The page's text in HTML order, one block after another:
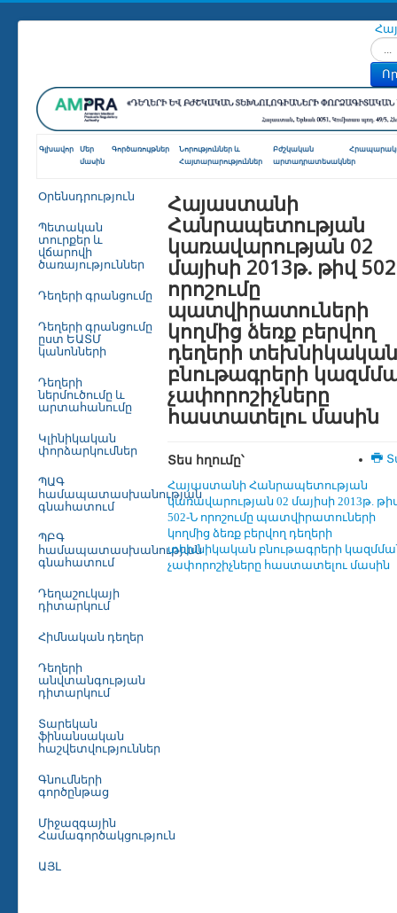
Գլխավոր
Մեր
մասին
Գործառույթներ
Նորություններ և
Հայտարարություններ
Բժշկական
արտադրատեսակներ
Օրենսդրություն
Պետական
տուրքեր և
վճարովի
ծառայություններ
Դեղերի գրանցումը
Դեղերի գրանցումը
ըստ ԵԱՏՄ
կանոնների
Դեղերի
ներմուծումը և
արտահանումը
Կլինիկական
փորձարկումներ
ՊԱԳ
համապատասխանության
գնահատում
ՊԲԳ
համապատասխանության
գնահատում
Դեղաշուկայի
դիտարկում
Հիմնական դեղեր
Դեղերի
անվտանգության
դիտարկում
Տարեկան
ֆինանսական
հաշվետվություններ
Գնումների
գործընթաց
Միջազգային
Համագործակցություն
ԱՅԼ
Հայաստանի
Հանրապետության
կառավարության 02
մայիսի 2013թ. թիվ
որոշումը
պատվիրատուների
կողմից ձեռք բերվող
դեղերի
բնութագրերի
չափորոշիչները
հաստատելու մասին
Տես հղումը՝
Հայաստանի Հանրապետության
կառավարության 02 մայիսի 2013թ.
502-Ն որոշումը պատվիրատուների
կողմից ձեռք բերվող դեղերի
տեխնիկական բնութագրերի
չափորոշիչները հաստատելու մասին